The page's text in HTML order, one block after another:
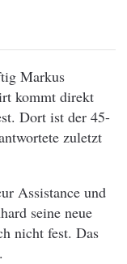
Markus
kommt direkt
Dort ist der 45-
zuletzt
Assistance und
seine neue
nicht fest. Das